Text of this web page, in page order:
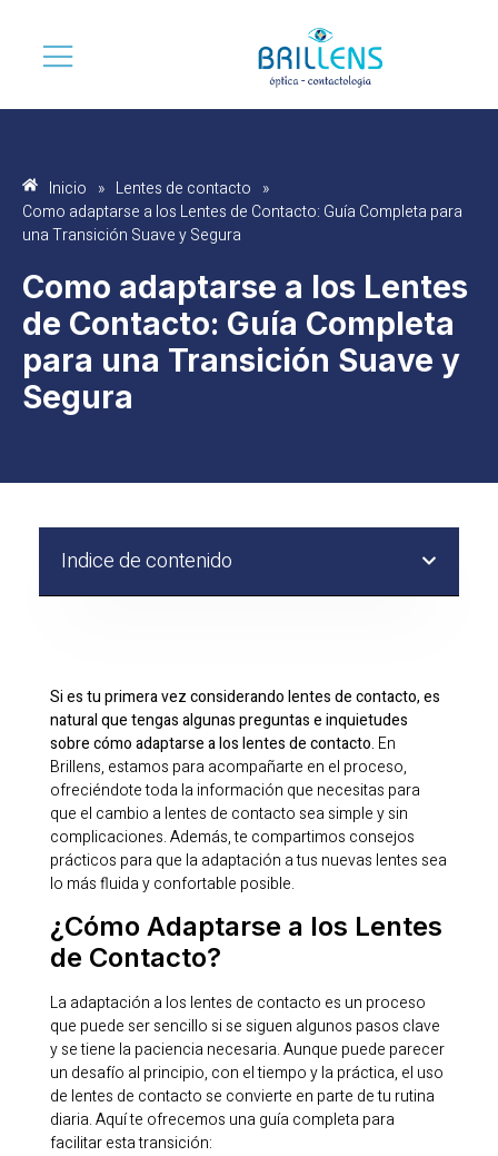
Inicio » Lentes de contacto »
Como adaptarse a los Lentes de Contacto: Guía Completa para
una Transición Suave y Segura
Como adaptarse a los Lentes
de Contacto: Guía Completa
para una Transición Suave y
Segura
Indice de contenido
Si es tu primera vez considerando lentes de contacto, es
natural que tengas algunas preguntas e inquietudes
sobre cómo adaptarse a los lentes de contacto. En
Brillens, estamos para acompañarte en el proceso,
ofreciéndote toda la información que necesitas para
que el cambio a lentes de contacto sea simple y sin
complicaciones. Además, te compartimos consejos
prácticos para que la adaptación a tus nuevas lentes sea
lo más fluida y confortable posible.
¿Cómo Adaptarse a los Lentes
de Contacto?
La adaptación a los lentes de contacto es un proceso
que puede ser sencillo si se siguen algunos pasos clave
y se tiene la paciencia necesaria. Aunque puede parecer
un desafío al principio, con el tiempo y la práctica, el uso
de lentes de contacto se convierte en parte de tu rutina
diaria. Aquí te ofrecemos una guía completa para
facilitar esta transición: